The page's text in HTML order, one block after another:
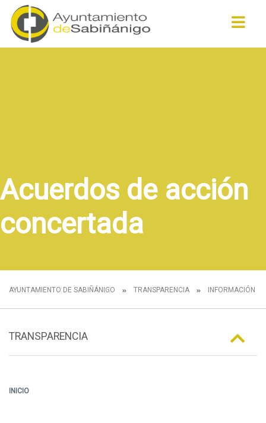
Acuerdos de acción
concertada
AYUNTAMIENTO DE SABIÑÁNIGO TRANSPARENCIA INFORMACIÓN
TRANSPARENCIA
INICIO